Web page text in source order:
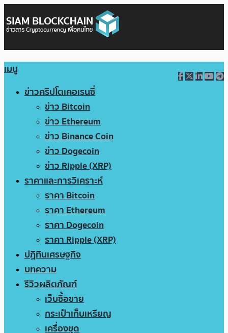
เมนู
ข่าวคริปโตเคอเรนซี่
ข่าว Bitcoin
ข่าว Ethereum
ข่าว Binance Coin
ข่าว Dogecoin
ข่าว Ripple (XRP)
ราคาและการวิเคราะห์
ราคา Bitcoin
ราคา Ethereum
ราคา Dogecoin
ราคา Ripple (XRP)
ปฏิทินเศรษฐกิจ
บทความ
รีวิวผลิตภัณฑ์
เว็บซื้อขาย
กระเป๋าเก็บเหรียญ
เครื่องขุด